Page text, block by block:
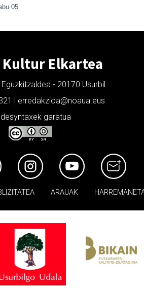
05
Kultur Elkartea
- 20170 Usurbil
| erredakzioa@noaua.eus
garatua
ARAUAK